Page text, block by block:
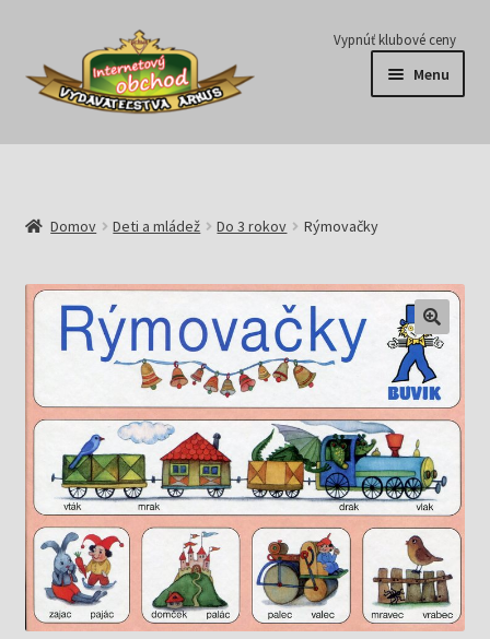
Preskočiť
navigáciu
Preskočiť
obsah
Vypnúť klubové ceny
Menu
Série
Predplatné
Pre školy
Knižný klub
Kontakt
Domov Deti a mládež Do 3 rokov Rýmovačky